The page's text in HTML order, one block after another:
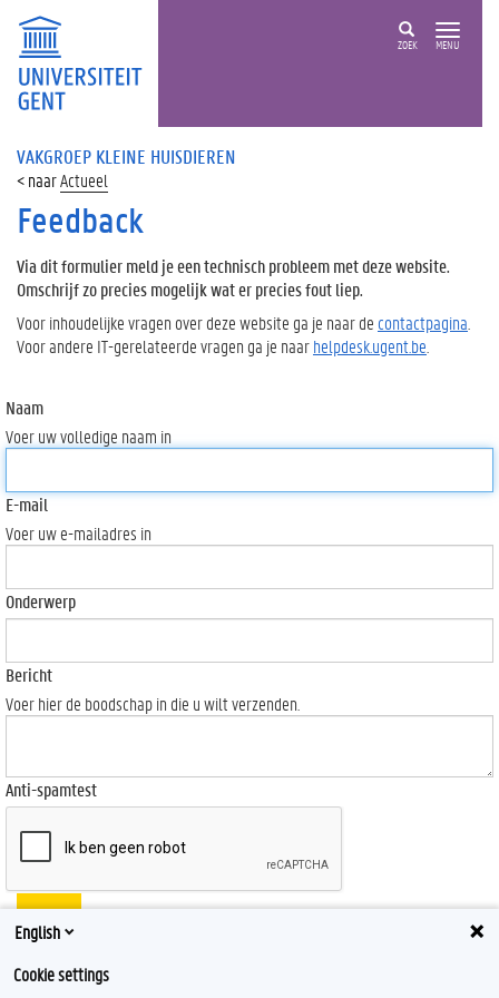
ZOEK MENU
VAKGROEP KLEINE HUISDIEREN
Actueel
Feedback
Via dit formulier meld je een technisch probleem met deze website.
Omschrijf zo precies mogelijk wat er precies fout liep.
Voor inhoudelijke vragen over deze website ga je naar de contactpagina
Voor andere IT-gerelateerde vragen ga je naarhelpdesk.ugent.be
Naam
Voer uw volledige naam in
E-mail
Voer uw e-mailadres in
Onderwerp
Bericht
Voer hier de boodschap in die u wilt verzenden.
Anti-spamtest
Send
English
Cookie settings